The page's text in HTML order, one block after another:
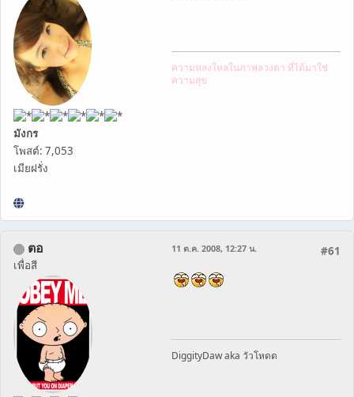
มังกร
โพสต์: 7,053
เมียฝรั่ง
ความหลงใหลในภาพลวงตา ที่ได้มาใช่
ความสุข
ตอ
เพื่อสี
#61
11 ต.ค. 2008, 12:27 น.
DiggityDaw aka วัวโหดด